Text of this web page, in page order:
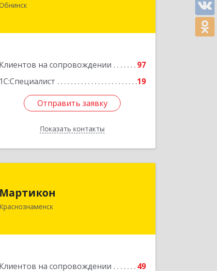
Клиентов на сопровождении
97
1С:Специалист
19
Отправить заявку
Показать контакты
Курчатова ул, дом № 27/2, пом.281
Подробнее
Отправить заявку
Назад
Мартикон
Краснознаменск
Клиентов на сопровождении 49
Краснознаменск г, Краснознаменная